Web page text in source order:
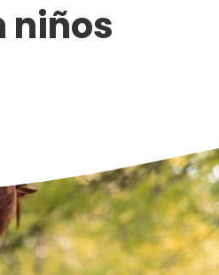
niños